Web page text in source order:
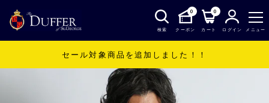
検索
0
クーポン
0
カート ログイン メニュー
セール対象商品を追加しました！！